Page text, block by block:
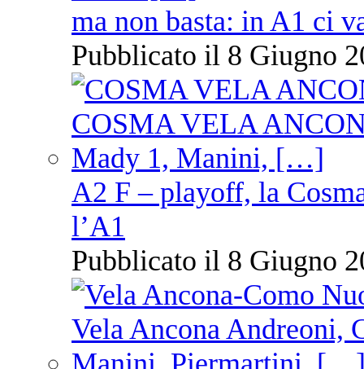
ma non basta: in A1 ci
Pubblicato il 8 Giugno
A2 F – playoff, la
l’A1
Pubblicato il 8 Giugno